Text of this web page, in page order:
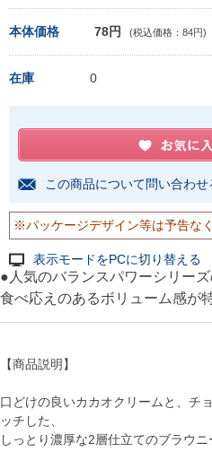
本体価格 78円 (税込価格：84円)
在庫 0
この商品について問い合わせ
※パッケージデザイン等は予告な
表示モードをPCに切り替える
●人気のバランスパワーシリー
食べ応えのあるボリューム感が
【商品説明】
口どけの良いカカオクリームと、チ
ッチした、
しっとり濃厚な2層仕立てのブラウニ